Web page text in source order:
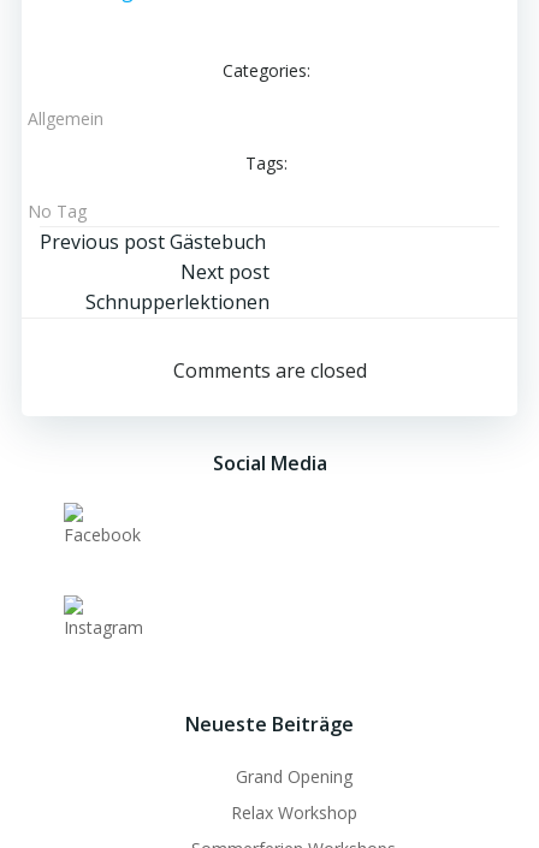
Categories:
Allgemein
Tags:
No Tag
Post
navigation
Previous postGästebuch
Post
Next post
Schnupperlektionen
Comments are closed
Social Media
Neueste Beiträge
Grand Opening
Relax Workshop